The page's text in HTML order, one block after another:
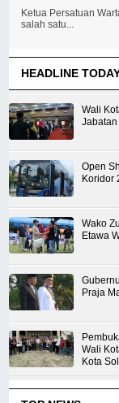
Ketua Persatuan
salah satu...
HEADLINE
Wali
Jabatan
Open
Koridor
Wako
Etawa
Praja
Wali
Kota